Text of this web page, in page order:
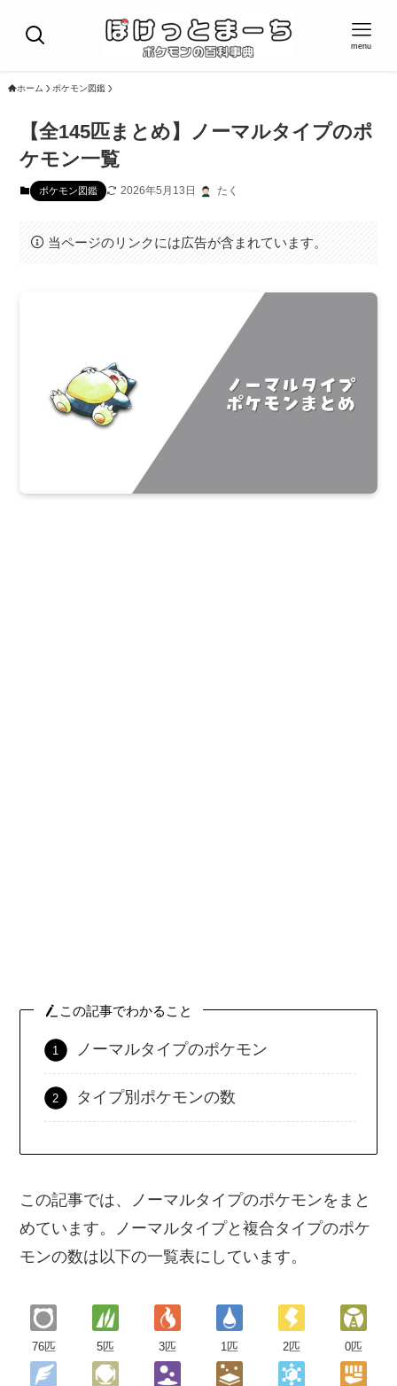
menu
ホーム ポケモン図鑑
【全145匹まとめ】ノーマルタイプのポ
ケモン一覧
ポケモン図鑑 2026年5月13日 たく
当ページのリンクには広告が含まれています。
この記事でわかること
ノーマルタイプのポケモン
タイプ別ポケモンの数
この記事では、ノーマルタイプのポケモンをまと
めています。ノーマルタイプと複合タイプのポケ
モンの数は以下の一覧表にしています。
76匹 5匹 3匹 1匹 2匹 0匹